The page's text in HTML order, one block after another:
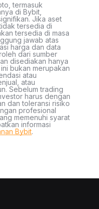
termasuk
di Bybit,
Jika aset
tersedia di
tersedia di masa
jawab atas
harga dan data
dari sumber
disediakan hanya
bukan merupakan
atau
atau
Sebelum trading
harus dengan
dan toleransi risiko
profesional
memenuhi syarat
informasi
Bybit.